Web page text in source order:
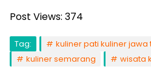
Post Views: 374
Tag:
kuliner pati kuliner jawa
kuliner semarang
wisata